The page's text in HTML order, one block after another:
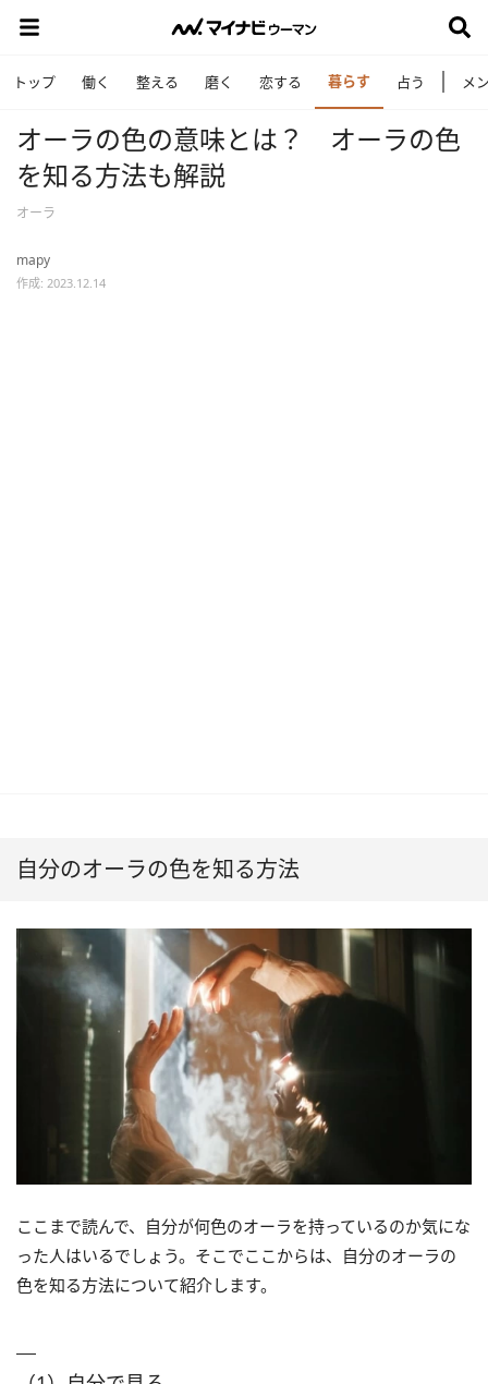
トップ 働く 整える 磨く 恋する 暮らす 占う メ
オーラの色の意味とは？ オーラの色
を知る方法も解説
オーラ
mapy
作成: 2023.12.14
自分のオーラの色を知る方法
ここまで読んで、自分が何色のオーラを持っているのか気にな
った人はいるでしょう。そこでここからは、自分のオーラの
色を知る方法について紹介します。